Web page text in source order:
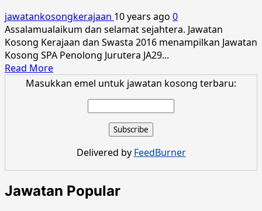
jawatankosongkerajaan 10 years ago 0
Assalamualaikum dan selamat sejahtera. Jawatan
Kosong Kerajaan dan Swasta 2016 menampilkan Jawatan
Kosong SPA Penolong Jurutera JA29...
Read MoreRead
more
Jurutera
JA29
September
2016
Masukkan emel untuk jawatan kosong terbaru:
Delivered by FeedBurner
Jawatan Popular